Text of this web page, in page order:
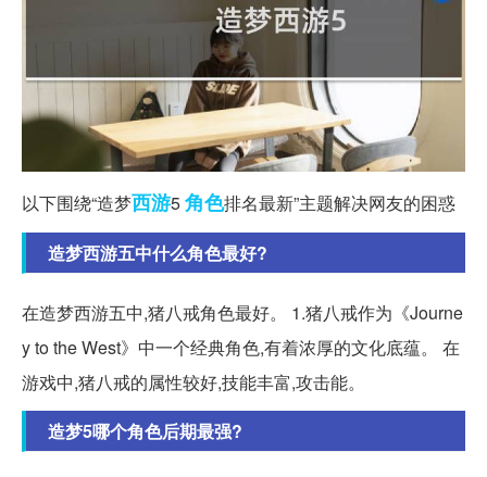
以下围绕“造梦西游5角色排名最新”主题解决网友的困惑
造梦西游五中什么角色最好?
在造梦西游五中,猪八戒角色最好。 1.猪八戒作为《Journe
y to the West》中一个经典角色,有着浓厚的文化底蕴。 在
游戏中,猪八戒的属性较好,技能丰富,攻击能。
造梦5哪个角色后期最强?